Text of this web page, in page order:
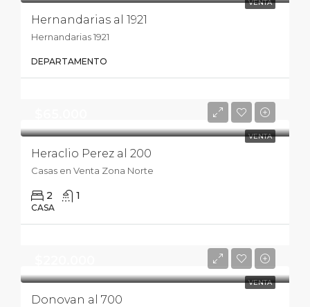
VENTA
Hernandarias al 1921
Hernandarias 1921
DEPARTAMENTO
VENTA
Heraclio Perez al 200
Casas en Venta Zona Norte
2 1
CASA
VENTA
Donovan al 700